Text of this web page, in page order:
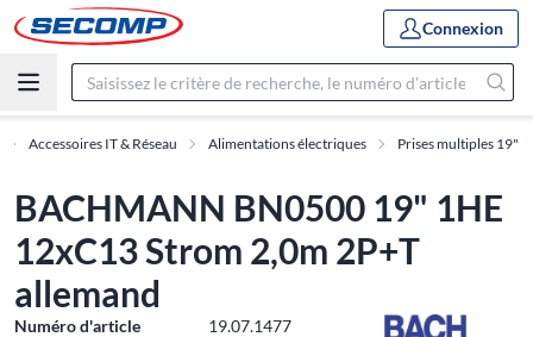
Connexion
Accessoires IT & Réseau Alimentations électriques Prises multiples 19"
BACHMANN BN0500 19" 1HE
12xC13 Strom 2,0m 2P+T
allemand
Numéro d'article
19.07.1477